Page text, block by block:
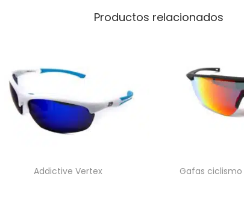
Productos relacionados
Addictive Vertex Gafas